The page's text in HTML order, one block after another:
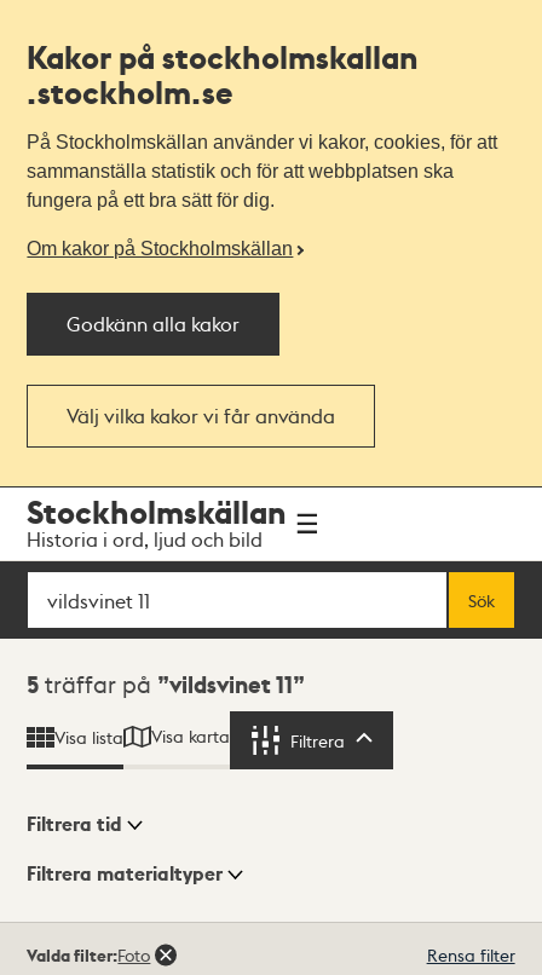
Kakor på stockholmskallan
.stockholm.se
På Stockholmskällan använder vi kakor, cookies, för att
sammanställa statistik och för att webbplatsen ska
fungera på ett bra sätt för dig.
Om kakor på Stockholmskällan
Godkänn alla kakor
Välj vilka kakor vi får använda
navigationen
huvudinnehållet
Stockholmskällan
Historia i ord, ljud och bild
Sök
Sök
Sökresultat
5 träffar på vildsvinet 11
Visa lista Visa karta Filtrera
Visningsläge
Filtrera tid
Filtrera materialtyper
träffar
Valda filter:Foto Rensa filter